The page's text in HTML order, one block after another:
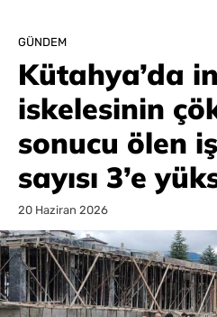
GÜNDEM
Kütahya’da
iskelesinin
sonucu ölen
sayısı 3’e
20 Haziran 2026